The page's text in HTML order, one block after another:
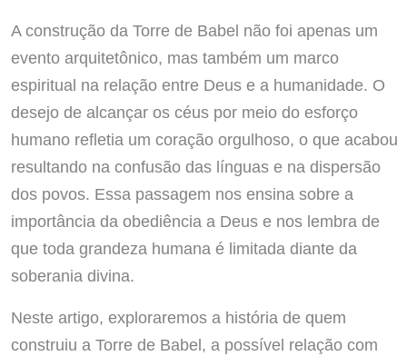
A construção da Torre de Babel não foi apenas um
evento arquitetônico, mas também um marco
espiritual na relação entre Deus e a humanidade. O
desejo de alcançar os céus por meio do esforço
humano refletia um coração orgulhoso, o que acabou
resultando na confusão das línguas e na dispersão
dos povos. Essa passagem nos ensina sobre a
importância da obediência a Deus e nos lembra de
que toda grandeza humana é limitada diante da
soberania divina.
Neste artigo, exploraremos a história de quem
construiu a Torre de Babel, a possível relação com